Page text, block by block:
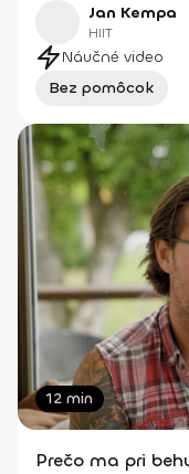
Jan Kempa
HIIT
Náučné video
Bez pomôcok
12 min
Prečo ma pri